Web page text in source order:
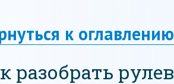
к оглавлению
разобрать